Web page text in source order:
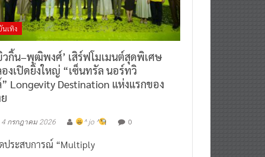
นเทิง
วกิ้น–พุฒิพงศ์’ เสิร์ฟโมเมนต์สุดพิเศษ
งเปิดยิ่งใหญ่ “เซ็นทรัล นอร์ทวิ
Longevity Destination แห่งแรกของ
4 กรกฎาคม 2026 ^ jo ^ 0
ประสบการณ์ “Multiply